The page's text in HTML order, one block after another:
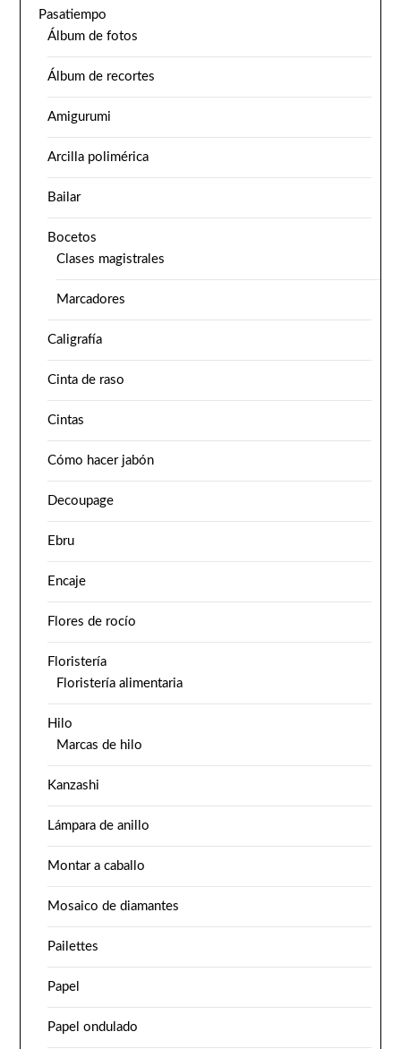
Pasatiempo
Álbum de fotos
Álbum de recortes
Amigurumi
Arcilla polimérica
Bailar
Bocetos
Clases magistrales
Marcadores
Caligrafía
Cinta de raso
Cintas
Cómo hacer jabón
Decoupage
Ebru
Encaje
Flores de rocío
Floristería
Floristería alimentaria
Hilo
Marcas de hilo
Kanzashi
Lámpara de anillo
Montar a caballo
Mosaico de diamantes
Pailettes
Papel
Papel ondulado